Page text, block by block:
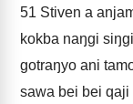
51 Stiven a
kokba naŋgi
gotraŋyo ani
sawa bei bei